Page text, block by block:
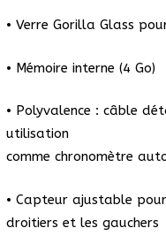
• Verre Gorilla Glass
• Mémoire interne (4 Go)
• Polyvalence : câble
utilisation
comme chronomètre
• Capteur ajustable
droitiers et les gauchers